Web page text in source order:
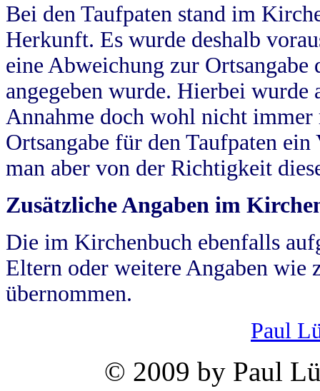
Bei den Taufpaten stand im
Herkunft. Es wurde deshalb
eine Abweichung zur
angegeben wurde. Hierbei wurde
Annahme doch wohl nicht
Ortsangabe für den Taufpaten
man aber von der Richtigkeit
Zusätzliche Angaben im
Die im Kirchenbuch ebenfalls
Eltern oder weitere Angaben wie
übernommen.
Paul
© 2009 by Paul